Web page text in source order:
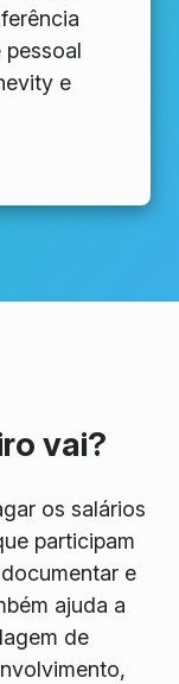
pessoal
e
vai?
os salários
participam
e
ajuda a
de